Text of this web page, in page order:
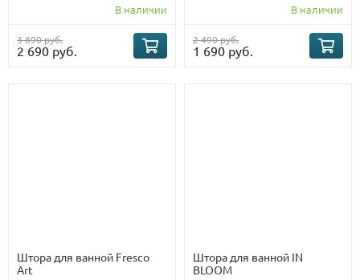
В наличии
3 890 руб.
2 690 руб.
В наличии
2 490 руб.
1 690 руб.
Штора для ванной Fresco
Art
Штора для ванной IN
BLOOM